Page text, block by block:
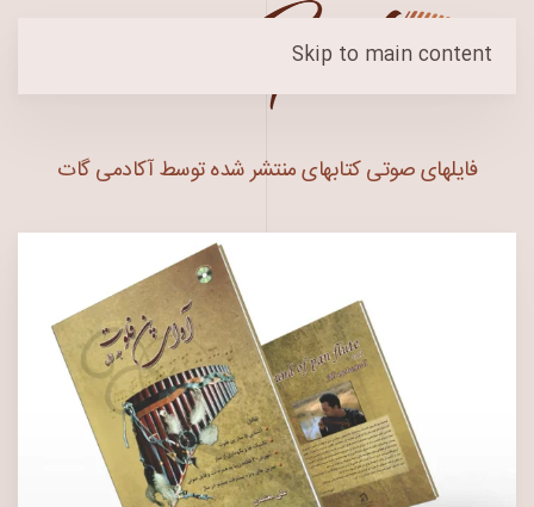
Skip to main content
فایلهای صوتی کتابهای منتشر شده توسط آکادمی گات